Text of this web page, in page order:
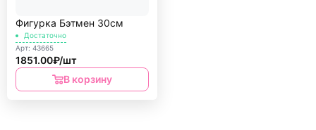
Фигурка Бэтмен 30см
Достаточно
Арт: 43665
1851.00₽/шт
В корзину